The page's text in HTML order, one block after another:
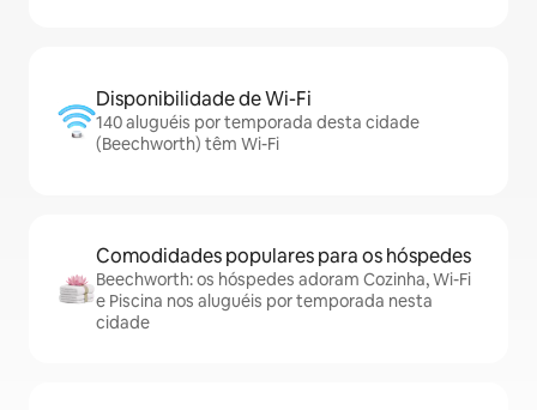
Disponibilidade de Wi-Fi
140 aluguéis por temporada desta cidade
(Beechworth) têm Wi-Fi
Comodidades populares para os hóspedes
Beechworth: os hóspedes adoram Cozinha, Wi-Fi
e Piscina nos aluguéis por temporada nesta
cidade